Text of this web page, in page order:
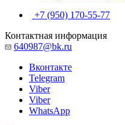
+7 (950) 170-55-77
Контактная информация
640987@bk.ru
Вконтакте
Telegram
Viber
Viber
WhatsApp